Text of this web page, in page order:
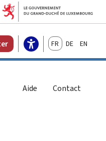
FrançaisDeutschEnglish
Aide Contact